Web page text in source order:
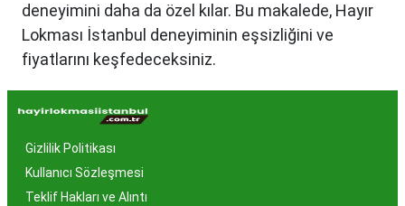
deneyimini daha da özel kılar. Bu makalede, Hayır
Lokması İstanbul deneyiminin eşsizliğini ve
fiyatlarını keşfedeceksiniz.
Hayır Lokması İstanbul'da
Neden Popüler?
İstanbul, tarih ve kültür mirasıyla öne çıkan bir
şehir olmasıyla birlikte, geleneksel lezzetlerle de
Gizlilik Politikası
Kullanıcı Sözleşmesi
Teklif Hakları ve Alıntı